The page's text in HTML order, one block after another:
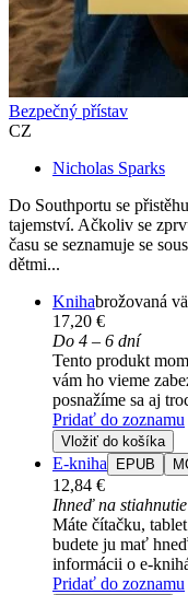
Bezpečný přístav
CZ
Nicholas Sparks
Do Southportu se
tajemství. Ačkoliv se
času se seznamuje se
dětmi...
Knihabrožovaná
17,20 €
Do 4 – 6 dní
Tento produkt
vám ho vieme
posnažíme sa aj
Pridať do zoznamu
Vložiť do košíka
E-kniha EPUB
12,84 €
Ihneď na stiahnutie
Máte čítačku,
budete ju mať
informácii o e-
Pridať do zoznamu